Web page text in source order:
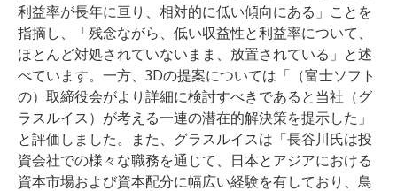
利益率が長年に亘り、相対的に低い傾向にある」ことを
指摘し、「残念ながら、低い収益性と利益率について、
ほとんど対処されていないまま、放置されている」と述
べています。一方、3Dの提案については「（富士ソフト
の）取締役会がより詳細に検討すべきであると当社（グ
ラスルイス）が考える一連の潜在的解決策を提示した」
と評価しました。また、グラスルイスは「長谷川氏は投
資会社での様々な職務を通じて、日本とアジアにおける
資本市場および資本配分に幅広い経験を有しており、鳥